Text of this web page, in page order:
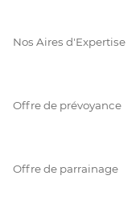
Nos Aires d'Expertise
Offre de prévoyance
Offre de parrainage